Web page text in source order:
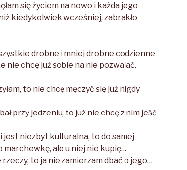
się życiem na nowo i każda jego
kiedykolwiek wcześniej, zabrakło
drobne i mniej drobne codzienne
nie chcę już sobie na nie pozwalać.
to nie chcę męczyć się już nigdy
przy jedzeniu, to już nie chcę z nim jeść
jest niezbyt kulturalna, to do samej
marchewkę, ale u niej nie kupię…
to ja nie zamierzam dbać o jego…